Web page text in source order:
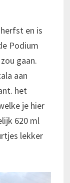
en is
Podium
gaan.
aan
het
je hier
620 ml
lekker